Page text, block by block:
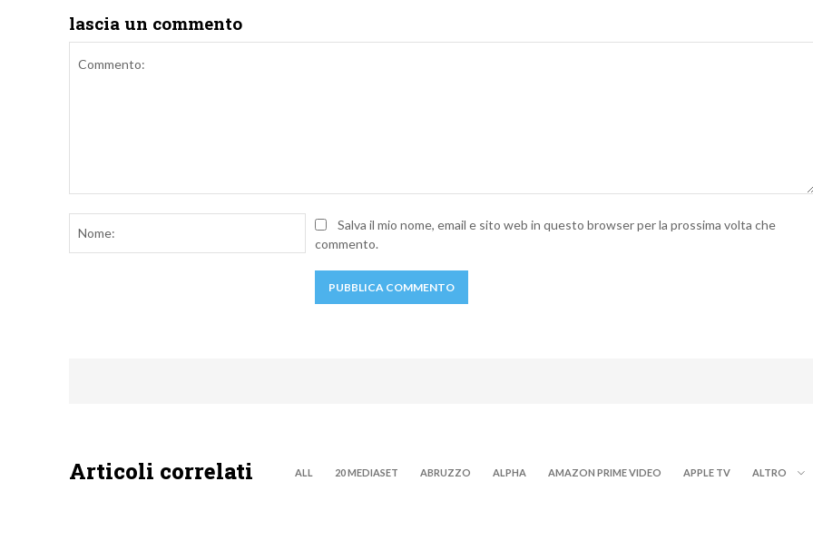
lascia un commento
Nome:Salva il mio nome, email e sito web in questo browser per la prossima volta che
commento.
Articoli correlati ALL 20 MEDIASET ABRUZZO ALPHA AMAZON PRIME VIDEO APPLE TV ALTRO